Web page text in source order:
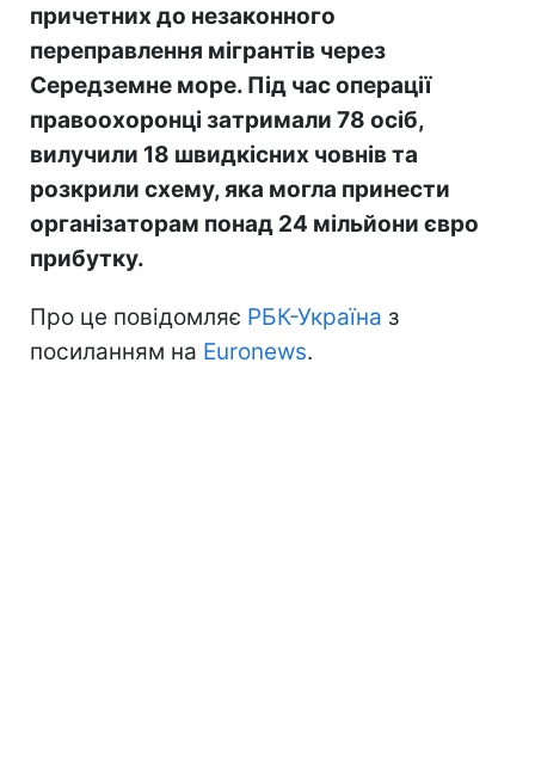
причетних до незаконного
переправлення мігрантів через
Середземне море. Під час операції
правоохоронці затримали 78 осіб,
вилучили 18 швидкісних човнів та
розкрили схему, яка могла принести
організаторам понад 24 мільйони євро
прибутку.
Про це повідомляє РБК-Україна з
посиланням на Euronews.